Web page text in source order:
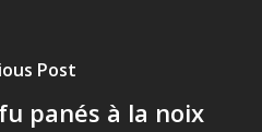
Post
panés à la noix